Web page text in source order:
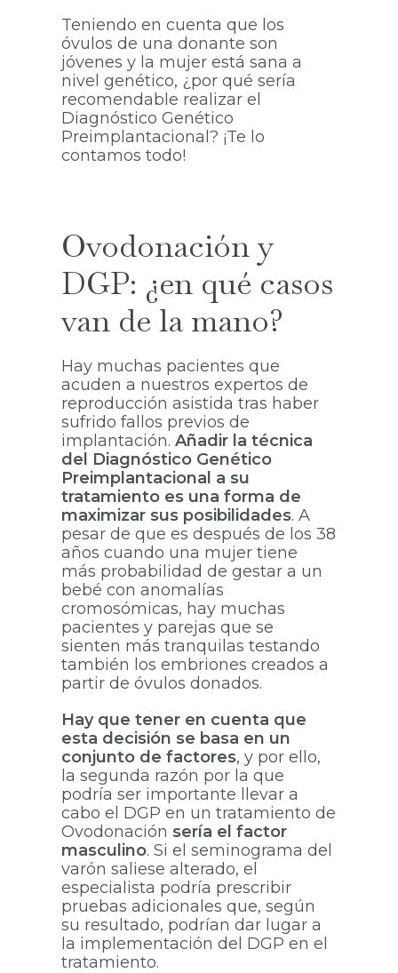
Teniendo en cuenta que los
óvulos de una donante son
jóvenes y la mujer está sana a
nivel genético, ¿por qué sería
recomendable realizar el
Diagnóstico Genético
Preimplantacional? ¡Te lo
contamos todo!
Ovodonación y
DGP: ¿en qué casos
van de la mano?
Hay muchas pacientes que
acuden a nuestros expertos de
reproducción asistida tras haber
sufrido fallos previos de
implantación. Añadir la técnica
del Diagnóstico Genético
Preimplantacional a su
tratamiento es una forma de
maximizar sus posibilidades. A
pesar de que es después de los 38
años cuando una mujer tiene
más probabilidad de gestar a un
bebé con anomalías
cromosómicas, hay muchas
pacientes y parejas que se
sienten más tranquilas testando
también los embriones creados a
partir de óvulos donados.
Hay que tener en cuenta que
esta decisión se basa en un
conjunto de factores, y por ello,
la segunda razón por la que
podría ser importante llevar a
cabo el DGP en un tratamiento de
Ovodonación sería el factor
masculino. Si el seminograma del
varón saliese alterado, el
especialista podría prescribir
pruebas adicionales que, según
su resultado, podrían dar lugar a
la implementación del DGP en el
tratamiento.